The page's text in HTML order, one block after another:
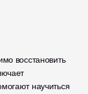
восстановить
научиться